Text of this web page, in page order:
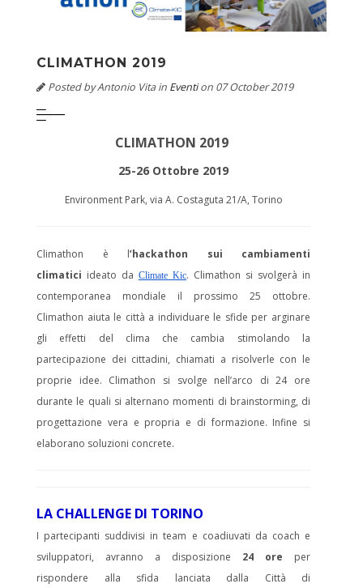
CLIMATHON 2019
Posted byAntonio Vitain Evention 07 October 2019
CLIMATHON 2019
25-26 Ottobre 2019
Environment Park, via A. Costaguta 21/A, Torino
Climathon è l’hackathon sui cambiamenti
climatici ideato da Climate Kic. Climathon si svolgerà in
contemporanea mondiale il prossimo 25 ottobre.
Climathon aiuta le città a individuare le sfide per arginare
gli effetti del clima che cambia stimolando la
partecipazione dei cittadini, chiamati a risolverle con le
proprie idee. Climathon si svolge nell’arco di 24 ore
durante le quali si alternano momenti di brainstorming, di
progettazione vera e propria e di formazione. Infine si
elaborano soluzioni concrete.
LA CHALLENGE DI TORINO
I partecipanti suddivisi in team e coadiuvati da coach e
sviluppatori, avranno a disposizione 24 ore per
rispondere alla sfida lanciata dalla Città di